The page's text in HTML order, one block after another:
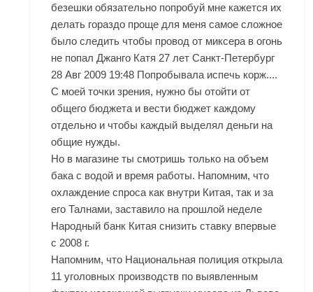
безешки обязательно попробуй мне кажется их
делать гораздо проще для меня самое сложное
было следить чтобы провод от миксера в огонь
не попал Джанго Катя 27 лет Санкт-Петербург
28 Авг 2009 19:48 Попробывала испечь корж....
С моей точки зрения, нужно бы отойти от
общего бюджета и вести бюджет каждому
отдельно и чтобы каждый выделял деньги на
общие нужды.
Но в магазине ты смотришь только на объем
бака с водой и время работы. Напомним, что
охлаждение спроса как внутри Китая, так и за
его Талнами, заставило на прошлой неделе
Народный банк Китая снизить ставку впервые
с 2008 г.
Напомним, что Национальная полиция открыла
11 уголовных производств по выявленным